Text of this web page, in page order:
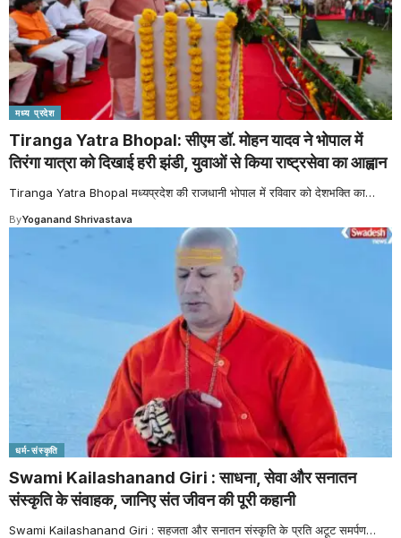
मध्य प्रदेश
Tiranga Yatra Bhopal: सीएम डॉ. मोहन यादव ने भोपाल में
तिरंगा यात्रा को दिखाई हरी झंडी, युवाओं से किया राष्ट्रसेवा का आह्वान
Tiranga Yatra Bhopal मध्यप्रदेश की राजधानी भोपाल में रविवार को देशभक्ति का…
ByYoganand Shrivastava
धर्म-संस्कृति
Swami Kailashanand Giri : साधना, सेवा और सनातन
संस्कृति के संवाहक, जानिए संत जीवन की पूरी कहानी
Swami Kailashanand Giri : सहजता और सनातन संस्कृति के प्रति अटूट समर्पण…